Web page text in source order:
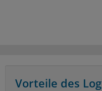
Vorteile des